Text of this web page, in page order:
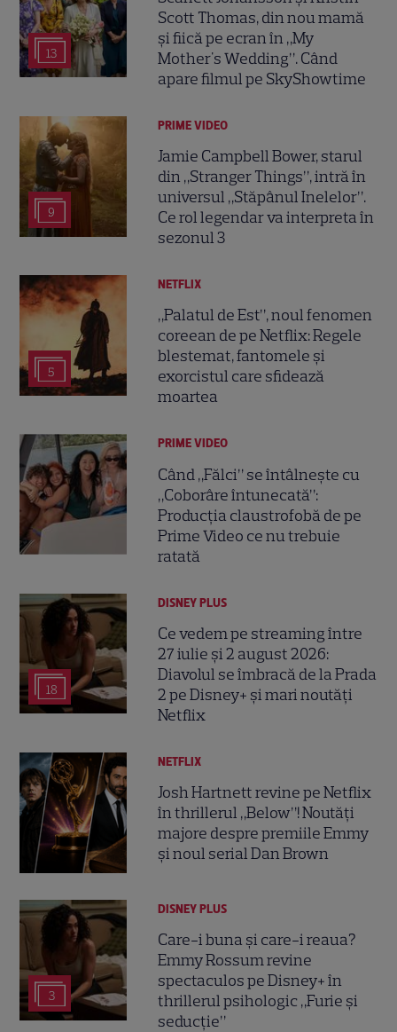
13
Scott Thomas, din nou mamă
și fiică pe ecran în „My
Mother's Wedding”. Când
apare filmul pe SkyShowtime
9
PRIME VIDEO
Jamie Campbell Bower, starul
din „Stranger Things”, intră în
universul „Stăpânul Inelelor”.
Ce rol legendar va interpreta în
sezonul 3
5
NETFLIX
„Palatul de Est”, noul fenomen
coreean de pe Netflix: Regele
blestemat, fantomele și
exorcistul care sfidează
moartea
PRIME VIDEO
Când „Fălci” se întâlnește cu
„Coborâre întunecată”:
Producția claustrofobă de pe
Prime Video ce nu trebuie
ratată
18
DISNEY PLUS
Ce vedem pe streaming între
27 iulie și 2 august 2026:
Diavolul se îmbracă de la Prada
2 pe Disney+ și mari noutăți
Netflix
NETFLIX
Josh Hartnett revine pe Netflix
în thrillerul „Below”! Noutăți
majore despre premiile Emmy
și noul serial Dan Brown
3
DISNEY PLUS
Care-i buna și care-i reaua?
Emmy Rossum revine
spectaculos pe Disney+ în
thrillerul psihologic „Furie și
seducție”